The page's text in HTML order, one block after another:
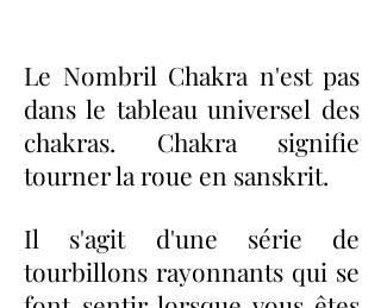
Le Nombril Chakra n'est pas
dans le tableau universel des
chakras. Chakra signifie
tourner la roue en sanskrit.
Il s'agit d'une série de
tourbillons rayonnants qui se